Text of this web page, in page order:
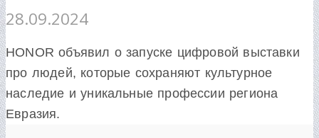
28.09.2024
HONOR объявил о запуске цифровой выставки
про людей, которые сохраняют культурное
наследие и уникальные профессии региона
Евразия.